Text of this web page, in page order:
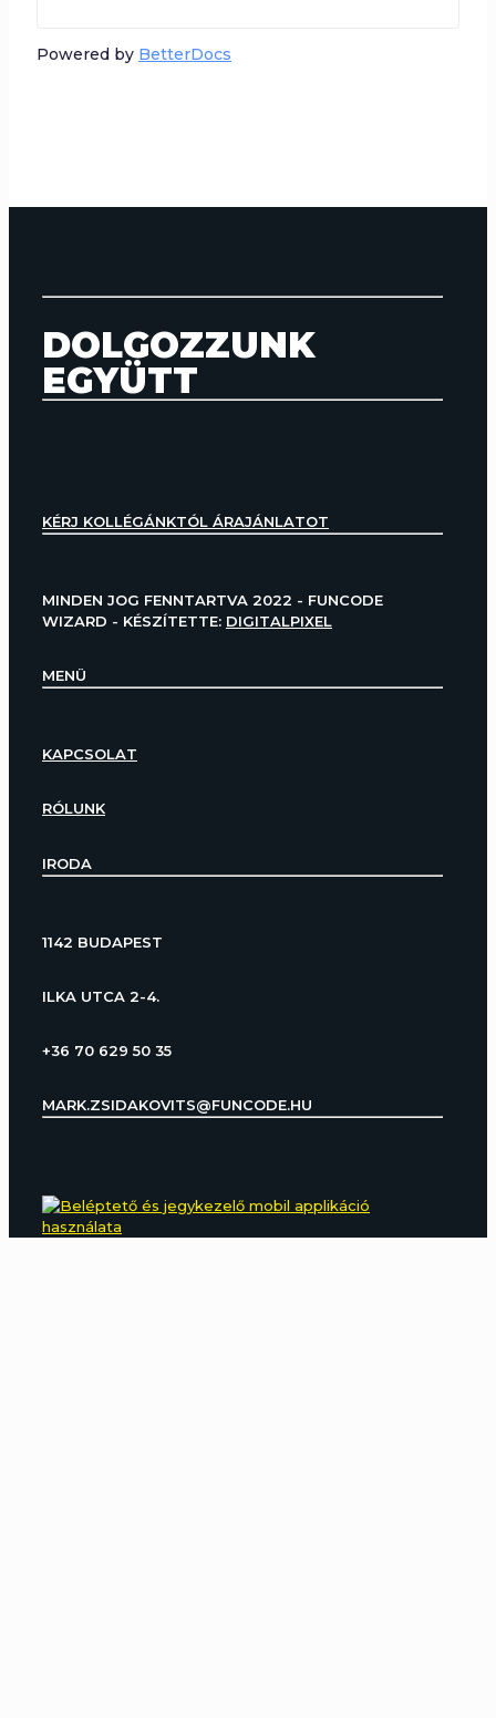
Powered by BetterDocs
DOLGOZZUNK
EGYÜTT
KÉRJ KOLLÉGÁNKTÓL ÁRAJÁNLATOT
MINDEN JOG FENNTARTVA 2022 - FUNCODE
WIZARD - KÉSZÍTETTE: DIGITALPIXEL
MENÜ
KAPCSOLAT
RÓLUNK
IRODA
1142 BUDAPEST
ILKA UTCA 2-4.
+36 70 629 50 35
MARK.ZSIDAKOVITS@FUNCODE.HU